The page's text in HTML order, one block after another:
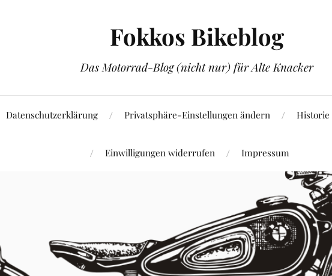
Fokkos Bikeblog
Das Motorrad-Blog (nicht nur) für Alte Knacker
Datenschutzerklärung Privatsphäre-Einstellungen ändern Historie
Einwilligungen widerrufen Impressum